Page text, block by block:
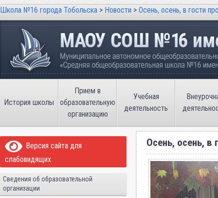
Школа №16 города Тобольска > Новости > Осень, осень, в гости
Школа №16 города Тобольска
Муниципальное автономное
имени В.П. Неймышева
История школы
Прием в
образовательную
организацию
Учебная
деятельность
Версия сайта для
слабовидящих
Сведения об образовательной
организации
Осень, осень, в